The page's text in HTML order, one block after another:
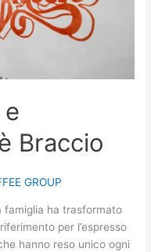
Braccio
GROUP
famiglia ha trasformato
per l’espresso
hanno reso unico ogni